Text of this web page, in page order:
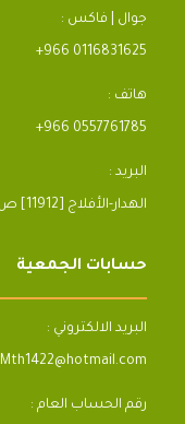
جوال | فاكس :
+966 0116831625
هاتف :
+966 0557761785
البريد :
[328]الهدار-الأفلاج [11912] ص.ب
حسابات الجمعية
البريد الالكتروني :
Mth1422@hotmail.com
رقم الحساب العام :